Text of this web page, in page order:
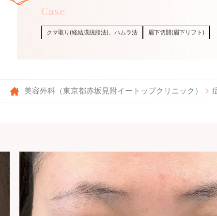
クマ取り(経結膜脱脂法)、ハムラ法 眉下切開(眉下リフト)
Case
美容外科（東京都赤坂見附イートップクリニック）